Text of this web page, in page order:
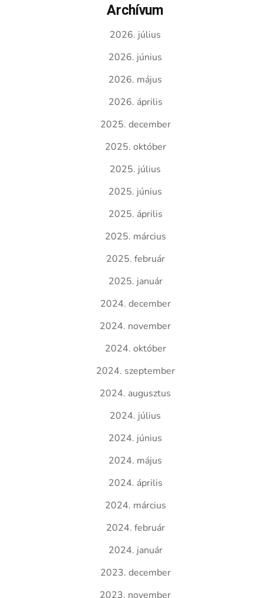
Archívum
2026. július
2026. június
2026. május
2026. április
2025. december
2025. október
2025. július
2025. június
2025. április
2025. március
2025. február
2025. január
2024. december
2024. november
2024. október
2024. szeptember
2024. augusztus
2024. július
2024. június
2024. május
2024. április
2024. március
2024. február
2024. január
2023. december
2023. november